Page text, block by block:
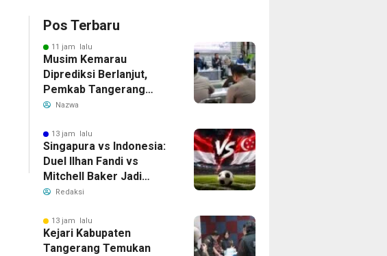
Pos Terbaru
11 jam lalu
Musim Kemarau
Diprediksi Berlanjut,
Pemkab Tangerang
Siapkan Langkah
Bersih
Nazwa
13 jam lalu
Singapura vs Indonesia:
Duel Ilhan Fandi vs
Mitchell Baker Jadi
Sorotan di Piala AFF
Redaksi
13 jam lalu
Kejari Kabupaten
Tangerang Temukan